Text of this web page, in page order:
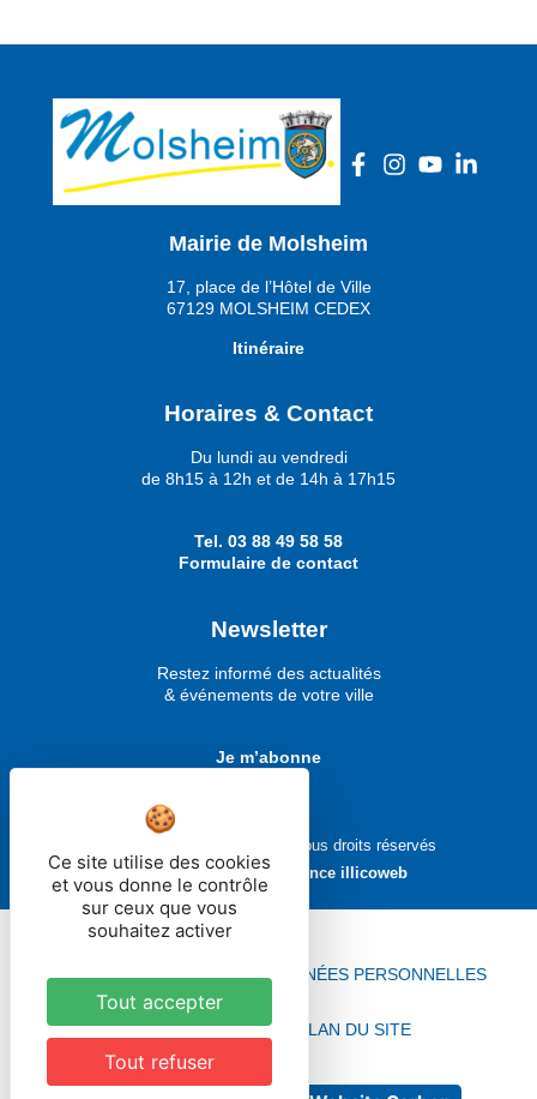
Mairie de Molsheim
17, place de l’Hôtel de Ville
67129 MOLSHEIM CEDEX
Itinéraire
Horaires & Contact
Du lundi au vendredi
de 8h15 à 12h et de 14h à 17h15
Tel. 03 88 49 58 58
Formulaire de contact
Newsletter
Restez informé des actualités
& événements de votre ville
Je m’abonne
Ville de Molsheim © 2026 - Tous droits réservés
Réalisé avec ❤ par
l'agence illicoweb
MENTIONS LÉGALES DONNÉES PERSONNELLES
ACCESSIBILITÉ PLAN DU SITE
Ce site utilise des cookies
et vous donne le contrôle
sur ceux que vous
souhaitez activer
Tout accepter
Tout refuser